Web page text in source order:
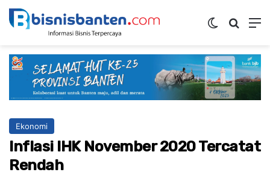
Switch skin
Ekonomi
Inflasi IHK November 2020 Tercatat
Rendah